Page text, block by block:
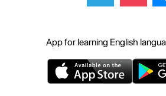
App for learning English